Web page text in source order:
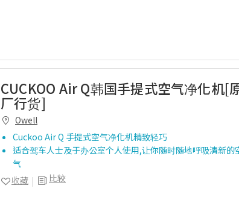
CUCKOO Air Q韩国手提式空气净化机[
厂行货]
Owell
Cuckoo Air Q 手提式空气净化机精致轻巧
适合驾车人士及于办公室个人使用,让你随时随地呼吸清新的
气
比较
收藏